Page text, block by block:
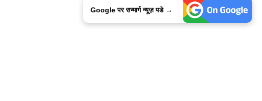
Google पर सन्मार्ग न्यूज़ पडे →